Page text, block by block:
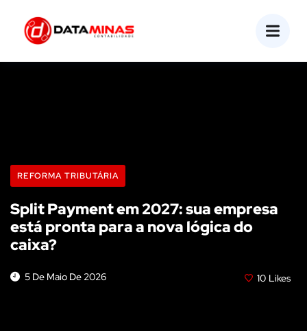
REFORMA TRIBUTÁRIA
Split Payment em 2027: sua empresa
está pronta para a nova lógica do
caixa?
5 De Maio De 2026 10 Likes